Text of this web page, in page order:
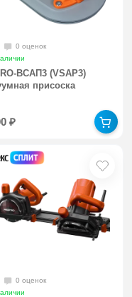
0 оценок
ВСАП3 (VSAP3)
присоска
₽
0 оценок